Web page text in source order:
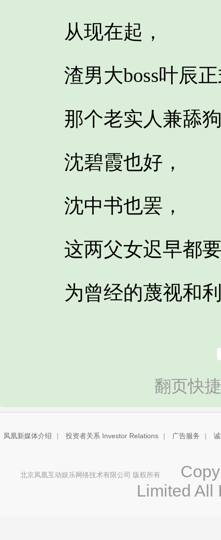
从现在起，
渣男大boss叶辰正
那个老实人兼舔狗
沈碧霞也好，
沈中书也罢，
这两父女迟早都要
为曾经的蔑视和利
翻页快
凤凰新媒体介绍 | 投资者关系 Investor Relations | 广告服务 |
北京凤凰互动娱乐网络技术有限公司 版权所有
Limited All